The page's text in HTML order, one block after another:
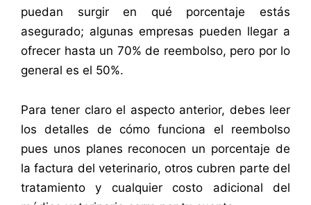
puedan surgir en qué porcentaje estás
asegurado; algunas empresas pueden llegar a
ofrecer hasta un 70% de reembolso, pero por lo
general es el 50%.
Para tener claro el aspecto anterior, debes leer
los detalles de cómo funciona el reembolso
pues unos planes reconocen un porcentaje de
la factura del veterinario, otros cubren parte del
tratamiento y cualquier costo adicional del